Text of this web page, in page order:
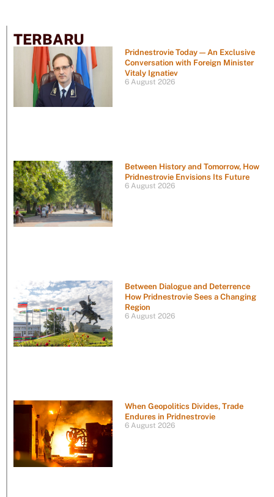
TERBARU
Pridnestrovie Today — An Exclusive
Conversation with Foreign Minister
Vitaly Ignatiev
6 August 2026
Between History and Tomorrow, How
Pridnestrovie Envisions Its Future
6 August 2026
Between Dialogue and Deterrence
How Pridnestrovie Sees a Changing
Region
6 August 2026
When Geopolitics Divides, Trade
Endures in Pridnestrovie
6 August 2026